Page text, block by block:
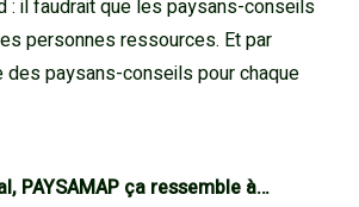
: il faudrait que les paysans-conseils
personnes ressources. Et par
des paysans-conseils pour chaque
PAYSAMAP ça ressemble à…